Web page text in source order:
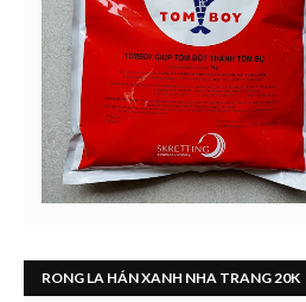
RONG LA HÁN XANH NHA TRANG 20K